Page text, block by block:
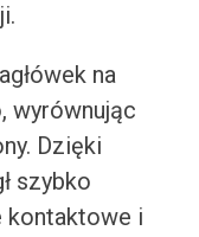
na
wyrównując
Dzięki
szybko
kontaktowe i